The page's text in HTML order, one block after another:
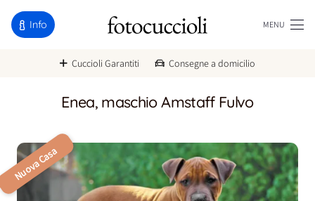
Info MENU
Cuccioli Garantiti Consegne a domicilio
Enea, maschio Amstaff Fulvo
Nuova Casa